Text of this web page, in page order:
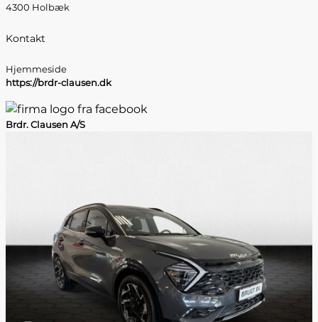
4300 Holbæk
Kontakt
Hjemmeside
https://brdr-clausen.dk
Brdr. Clausen A/S